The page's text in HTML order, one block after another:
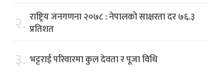
२. राष्ट्रिय जनगणना २०७८ : नेपालको साक्षरता दर ७६.३
प्रतिशत
३. भट्टराई परिवारमा कुल देवता र पूजा विधि